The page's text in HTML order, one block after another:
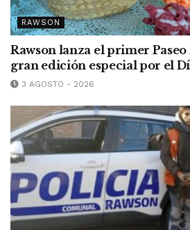
RAWSON
Rawson lanza el primer
gran edición especial por el
3 AGOSTO - 2026